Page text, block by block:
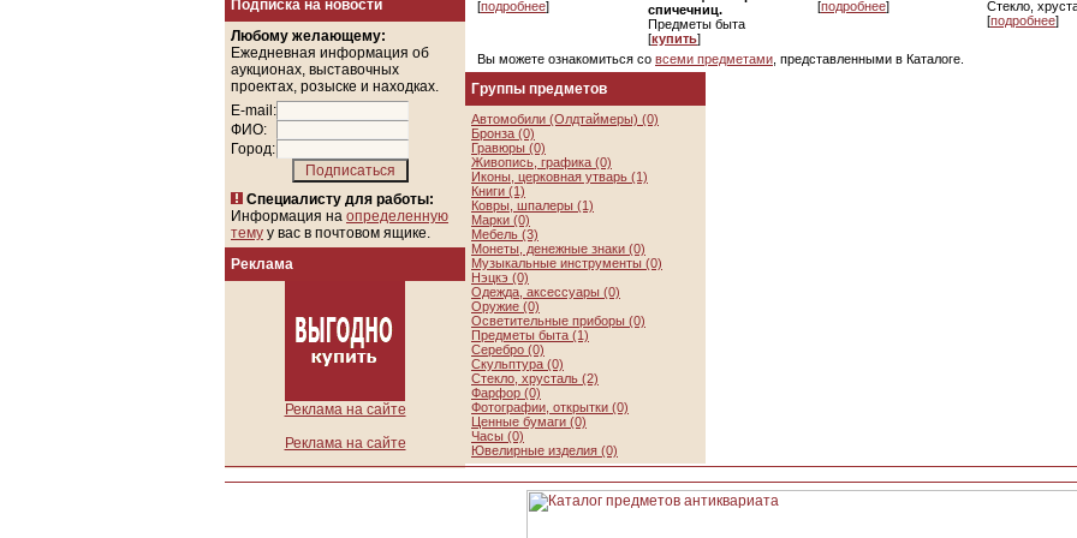
Подписка на новости
Любому желающему:
Ежедневная информация об
аукционах, выставочных
проектах, розыске и находках.
E-mail:
ФИО:
Город:
Специалисту для работы:
Информация на определенную
тему у вас в почтовом ящике.
Реклама
Реклама на сайте
Реклама на сайте
[подробнее]
спичечниц.
Предметы быта
[купить]
[подробнее]
Стекло,
[подробнее]
Вы можете ознакомиться со всеми предметами , представленными в Каталоге.
Группы предметов
Автомобили (Олдтаймеры) (0)
Бронза (0)
Гравюры (0)
Живопись, графика (0)
Иконы, церковная утварь (1)
Книги (1)
Ковры, шпалеры (1)
Марки (0)
Мебель (3)
Монеты, денежные знаки (0)
Музыкальные инструменты (0)
Нэцкэ (0)
Одежда, аксессуары (0)
Оружие (0)
Осветительные приборы (0)
Предметы быта (1)
Серебро (0)
Скульптура (0)
Стекло, хрусталь (2)
Фарфор (0)
Фотографии, открытки (0)
Ценные бумаги (0)
Часы (0)
Ювелирные изделия (0)